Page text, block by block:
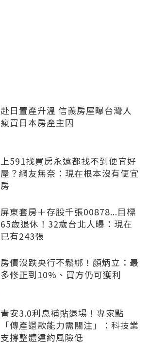
赴日置產升溫 信義房屋曝台灣人
瘋買日本房產主因
上591找買房永遠都找不到便宜好
屋？網友無奈：現在根本沒有便宜
房
屏東套房＋存股千張00878...目標
65歲退休！32歲台北人曝：現在
已有243張
房價沒跌央行不鬆綁！顏炳立：最
多修正到10%、買方仍可獲利
青安3.0利息補貼退場！專家點
「傳產還款能力需關注」：科技業
支撐整體違約風險低